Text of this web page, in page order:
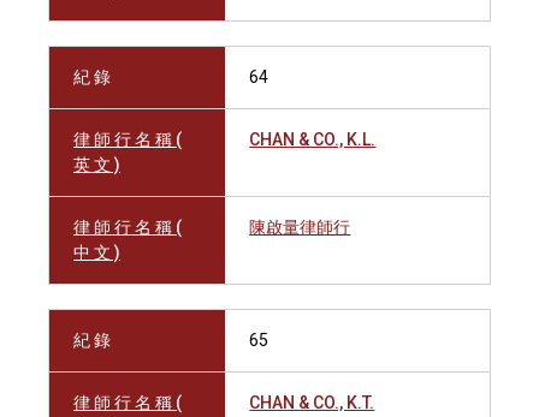
紀 錄 64
律 師 行 名 稱 (
英 文 )
CHAN & CO., K.L.
律 師 行 名 稱 (
中 文 )
陳啟量律師行
紀 錄 65
律 師 行 名 稱 (
CHAN & CO., K.T.